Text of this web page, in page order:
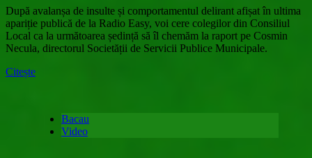
După avalanșa de insulte și comportamentul delirant afișat în ultima
apariție publică de la Radio Easy, voi cere colegilor din Consiliul
Local ca la următoarea ședință să îl chemăm la raport pe Cosmin
Necula, directorul Societății de Servicii Publice Municipale.
Citește
Bacau
Video